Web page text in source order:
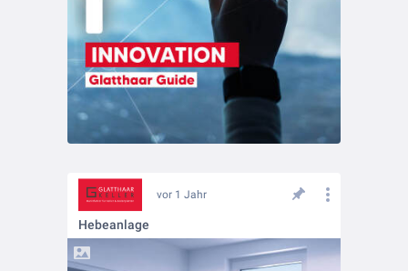
vor 1 Jahr
Hebeanlage